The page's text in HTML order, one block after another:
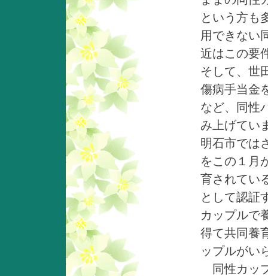
という方も
用できない
近はこの要
そして、世
傷病手当金
など、同性
み上げてい
明石市では
をこの１月
育されてい
として認証
カップルで
得て共同養
ップルがい
同性カッ